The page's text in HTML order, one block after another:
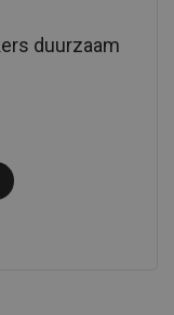
duurzaam